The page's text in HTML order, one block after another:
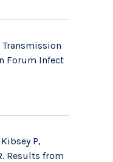
Transmission
Forum Infect
P,
Results from